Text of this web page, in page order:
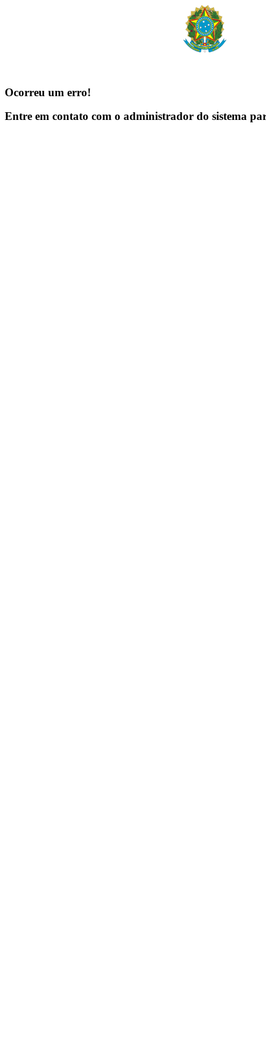
Ocorreu um erro!
Entre em contato com o administrador do sistema